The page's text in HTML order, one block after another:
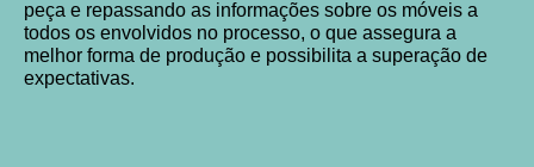
peça e repassando as informações sobre os móveis a
todos os envolvidos no processo, o que assegura a
melhor forma de produção e possibilita a superação de
expectativas.
FREEWEBSITE